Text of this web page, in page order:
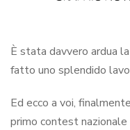
È stata davvero ardua
fatto uno splendido
Ed ecco a voi,
primo contest